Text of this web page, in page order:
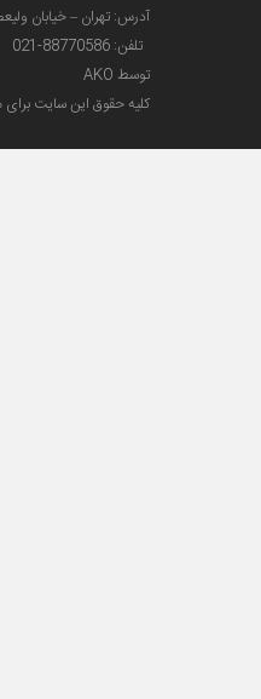
تلفن: 88770586-021 88792496-021 | پست الکترونیک سردبیر ایراس : sardabir@iras.ir |
توسط AKO
كليه حقوق این سایت